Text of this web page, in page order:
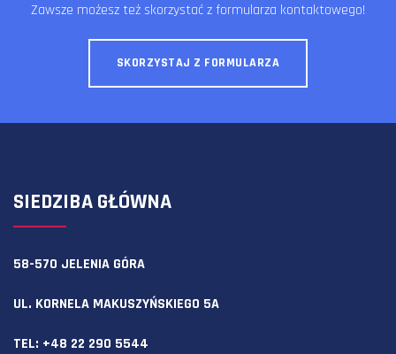
Zawsze możesz też skorzystać z formularza kontaktowego!
SKORZYSTAJ Z FORMULARZA
SIEDZIBA GŁÓWNA
58-570 JELENIA GÓRA
UL. KORNELA MAKUSZYŃSKIEGO 5A
TEL: +48 22 290 5544